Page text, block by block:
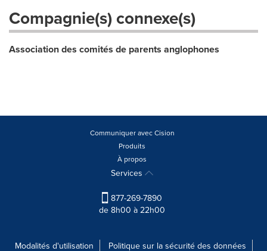
Compagnie(s) connexe(s)
Association des comités de parents anglophones
Communiquer avec Cision
Produits
À propos
Services
877-269-7890
de 8h00 à 22h00
Modalités d'utilisation Politique sur la sécurité des données